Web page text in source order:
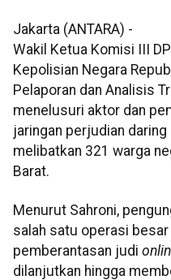
Jakarta (ANTARA) -
Wakil Ketua Komisi III
Kepolisian Negara
Pelaporan dan Analisis
menelusuri aktor dan
jaringan perjudian
melibatkan 321 warga
Barat.
Menurut Sahroni,
salah satu operasi besar
pemberantasan judi
dilanjutkan hingga